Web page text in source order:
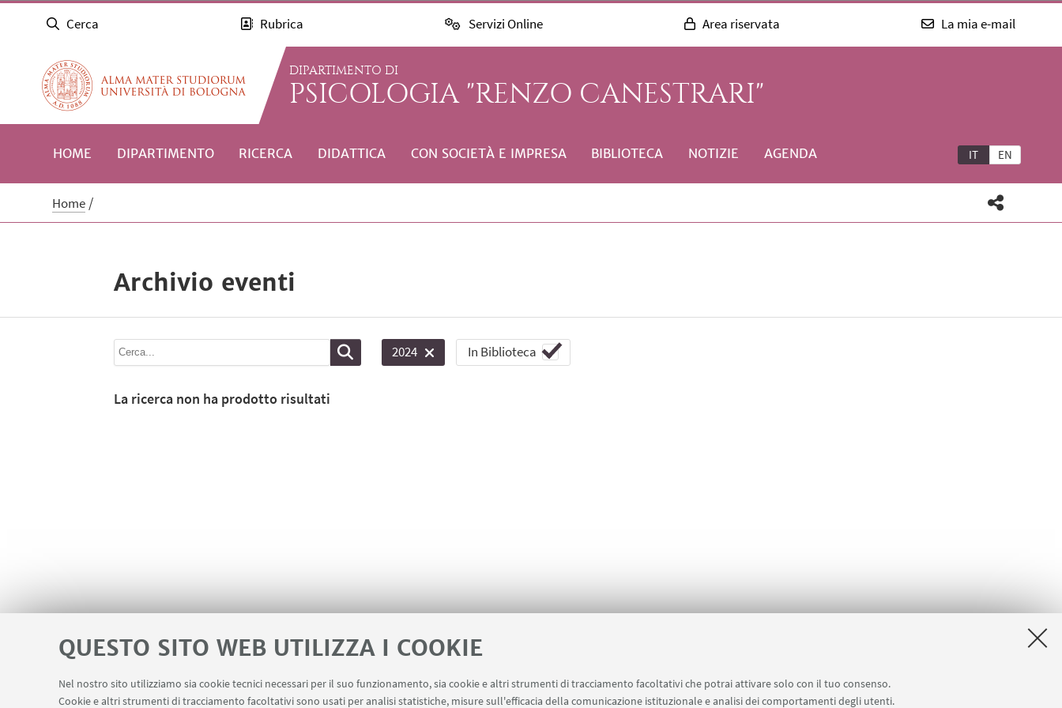
QUESTO SITO WEB UTILIZZA I COOKIE
Nel nostro sito utilizziamo sia cookie tecnici necessari per il suo funzionamento, sia cookie e altri strumenti di tracciamento facoltativi che potrai attivare solo con il tuo consenso.
Cookie e altri strumenti di tracciamento facoltativi sono usati per analisi statistiche, misure sull'efficacia della comunicazione istituzionale e analisi dei comportamenti degli utenti.
Cerca Rubrica Servizi Online Area riservata La mia e-mail
DIPARTIMENTO DI
PSICOLOGIA "RENZO CANESTRARI"
IT EN
HOME DIPARTIMENTO RICERCA DIDATTICA CON SOCIETÀ E IMPRESA BIBLIOTECA NOTIZIE AGENDA
Home
Archivio eventi
2024 In Biblioteca
La ricerca non ha prodotto risultati
LINK UTILI Area riservata - Spazi virtuali Contatti